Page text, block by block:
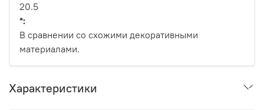
20.5
*:
В сравнении со схожими декоративными
материалами.
Характеристики